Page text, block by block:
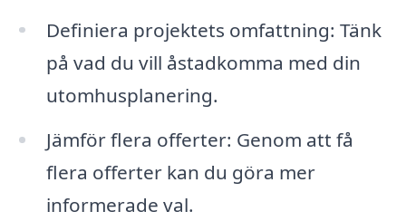
Definiera projektets omfattning: Tänk
på vad du vill åstadkomma med din
utomhusplanering.
Jämför flera offerter: Genom att få
flera offerter kan du göra mer
informerade val.